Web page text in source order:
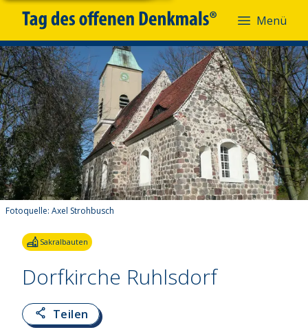
Menü
Fotoquelle: Axel Strohbusch
Sakralbauten
Dorfkirche Ruhlsdorf
Teilen